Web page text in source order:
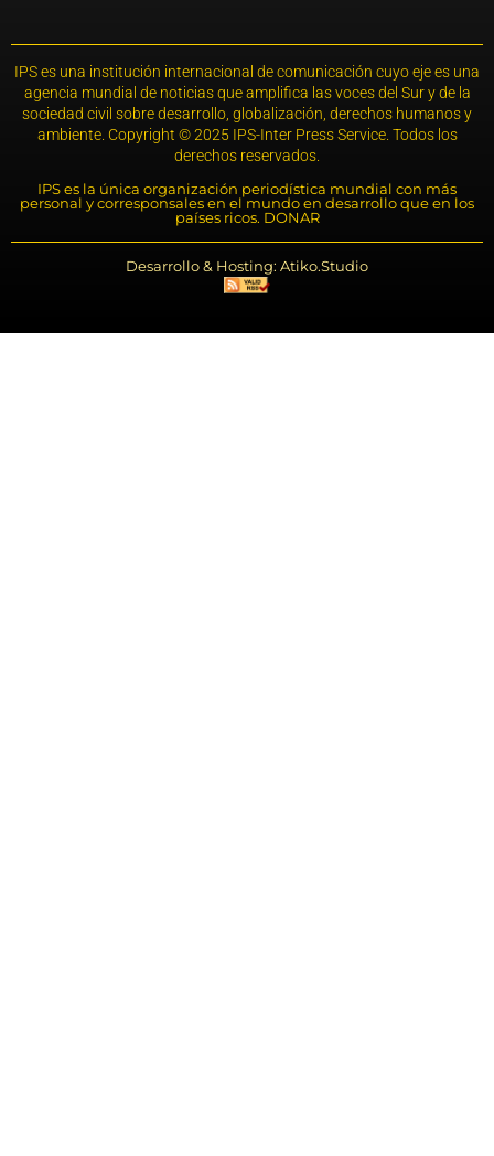
IPS es una institución internacional de comunicación cuyo eje es una
agencia mundial de noticias que amplifica las voces del Sur y de la
sociedad civil sobre desarrollo, globalización, derechos humanos y
ambiente. Copyright © 2025 IPS-Inter Press Service. Todos los
derechos reservados.
IPS es la única organización periodística mundial con más
personal y corresponsales en el mundo en desarrollo que en los
países ricos. DONAR
Desarrollo & Hosting: Atiko.Studio